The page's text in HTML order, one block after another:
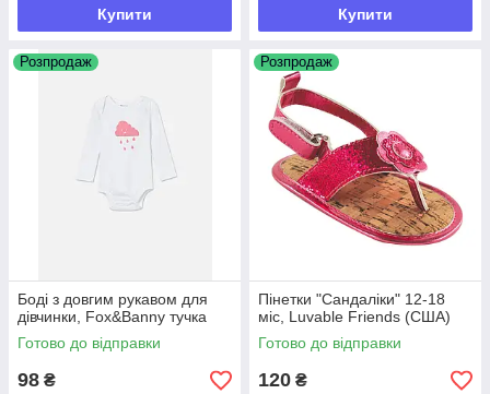
Купити Купити
Розпродаж
Боді з довгим рукавом для
дівчинки, Fox&Banny тучка
Готово до відправки
98 ₴
Розпродаж
Пінетки "Сандаліки" 12-18
міс, Luvable Friends (США)
Готово до відправки
120 ₴